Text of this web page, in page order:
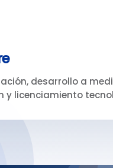
desarrollo a
y licenciamiento